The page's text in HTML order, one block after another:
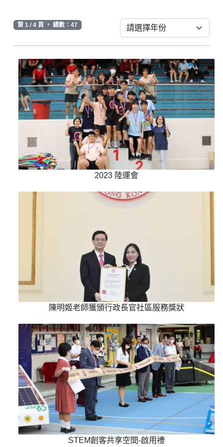
第 1 / 4 頁 ， 總數：47
2023 陸運會
陳明姬老師獲頒行政長官社區服務獎狀
STEM創客共享空間-啟用禮